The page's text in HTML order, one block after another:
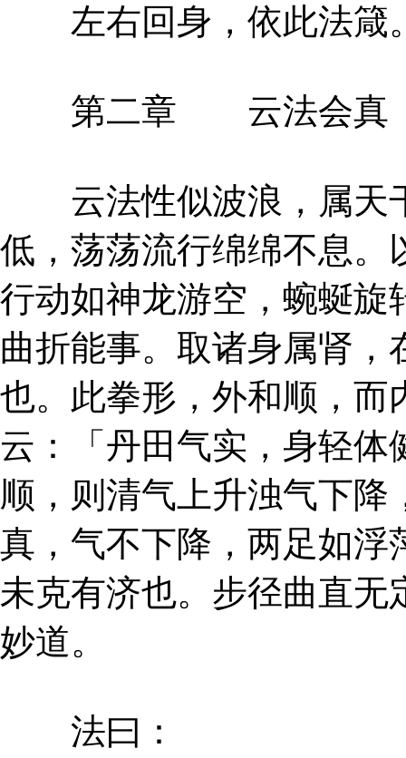
左右回身，依此法箴
第二章 云法会真
云法性似波浪，属天
低，荡荡流行绵绵不息。
行动如神龙游空，蜿蜒旋
曲折能事。取诸身属肾
也。此拳形，外和顺，而
云：「丹田气实，身轻
顺，则清气上升浊气下
真，气不下降，两足如浮
未克有济也。步径曲直
妙道。
法曰：